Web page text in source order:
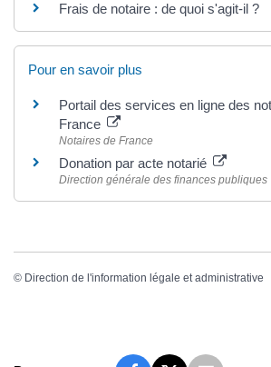
Frais de notaire : de quoi s'agit-il ?
Pour en savoir plus
Portail des services en ligne des
France
Notaires de France
Donation par acte notarié
Direction générale des finances publiques
© Direction de l'information légale et administrative